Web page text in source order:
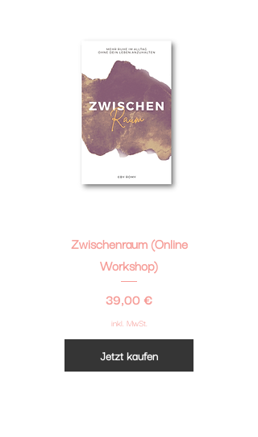
Zwischenraum (Online
Workshop)
Preis
39,00 €
inkl. MwSt.
Jetzt kaufen